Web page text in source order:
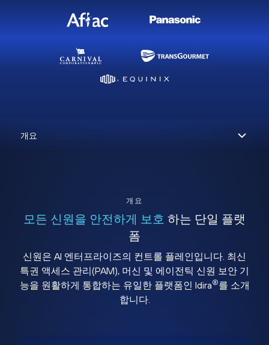
개요
모든 신원을 안전하게 보호 하는 단일 플랫
폼
신원은 AI 엔터프라이즈의 컨트롤 플레인입니다. 최신
특권 액세스 관리(PAM), 머신 및 에이전틱 신원 보안 기
능을 원활하게 통합하는 유일한 플랫폼인 Idira®를 소개
합니다.